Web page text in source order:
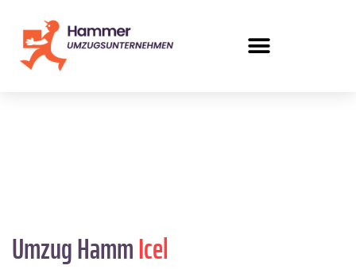
Umzug HammIcel